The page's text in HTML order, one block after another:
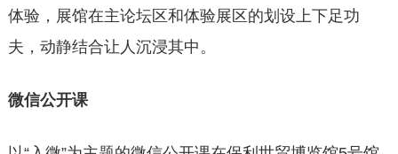
体验，展馆在主论坛区和体验展区的划设上下足功
夫，动静结合让人沉浸其中。
微信公开课